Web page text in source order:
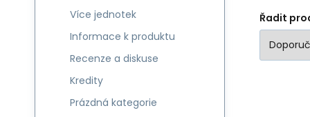
Řadit
Více jednotek
Informace k produktu
Recenze a diskuse
Kredity
Prázdná kategorie